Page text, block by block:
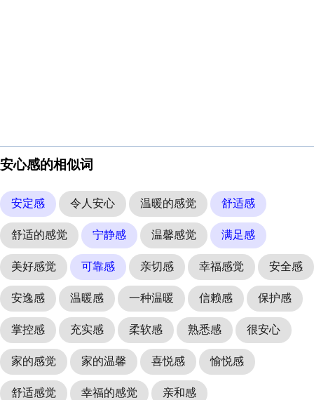
安心感的相似词
安定感 令人安心 温暖的感觉 舒适感
舒适的感觉 宁静感 温馨感觉 满足感
美好感觉 可靠感 亲切感 幸福感觉 安全感
安逸感 温暖感 一种温暖 信赖感 保护感
掌控感 充实感 柔软感 熟悉感 很安心
家的感觉 家的温馨 喜悦感 愉悦感
舒适感觉 幸福的感觉 亲和感